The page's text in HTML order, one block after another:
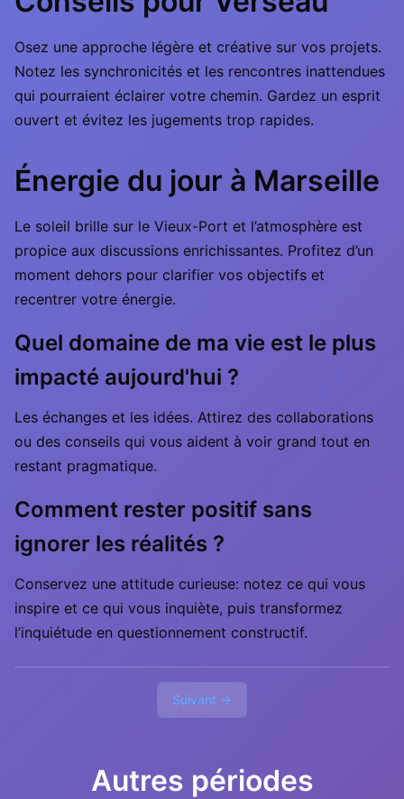
Osez une approche légère et créative sur vos projets.
Notez les synchronicités et les rencontres inattendues
qui pourraient éclairer votre chemin. Gardez un esprit
ouvert et évitez les jugements trop rapides.
Énergie du jour à Marseille
Le soleil brille sur le Vieux-Port et l’atmosphère est
propice aux discussions enrichissantes. Profitez d’un
moment dehors pour clarifier vos objectifs et
recentrer votre énergie.
Quel domaine de ma vie est le plus
impacté aujourd'hui ?
Les échanges et les idées. Attirez des collaborations
ou des conseils qui vous aident à voir grand tout en
restant pragmatique.
Comment rester positif sans
ignorer les réalités ?
Conservez une attitude curieuse: notez ce qui vous
inspire et ce qui vous inquiète, puis transformez
l’inquiétude en questionnement constructif.
Suivant →
Autres périodes